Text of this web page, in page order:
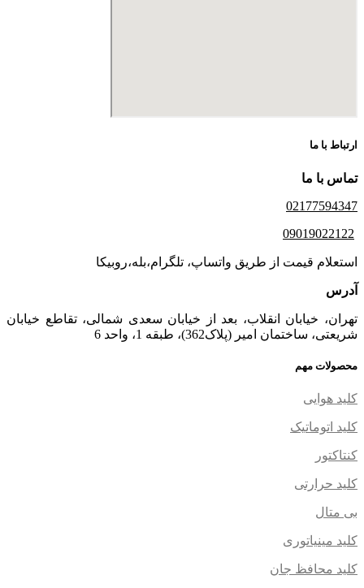
ارتباط با ما
تماس با ما
02177594347
09019022122
استعلام قیمت از طریق واتساپ، تلگرام،بله،روبیکا
آدرس
تهران، خیابان انقلاب، بعد از خیابان سعدی شمالی، تقاطع خیابان
شریعتی، ساختمان امیر (پلاک362)، طبقه 1، واحد 6
محصولات مهم
کلید هوایی
کلید اتوماتیک
کنتاکتور
کلید حرارتی
بی متال
کلید مینیاتوری
کلید محافظ جان